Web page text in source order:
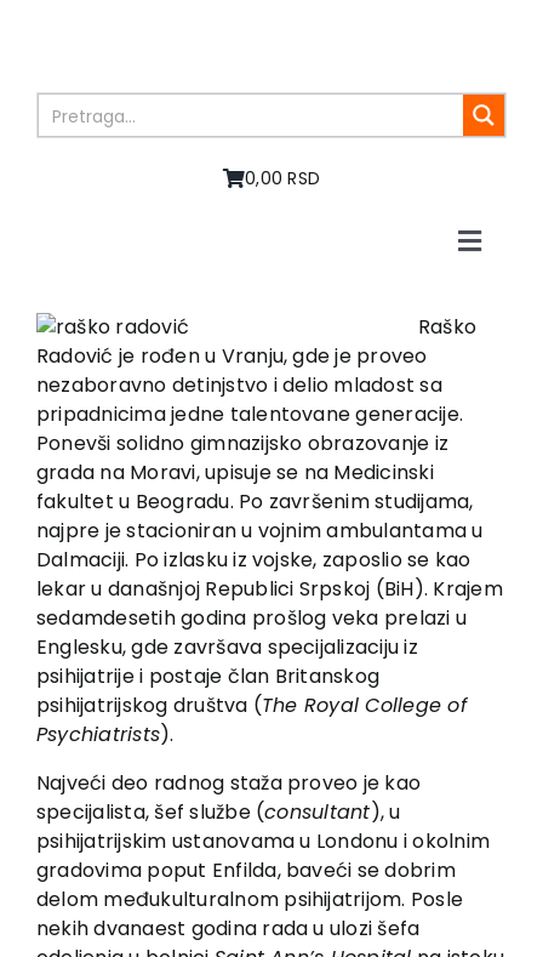
0,00 RSD
Toggle
O nama
Knjige
U pripremi
Akcija
Autori
Vesti
EU PROJEKTI
Kontakt
Raško
Radović je rođen u Vranju, gde je proveo
nezaboravno detinjstvo i delio mladost sa
pripadnicima jedne talentovane generacije.
Ponevši solidno gimnazijsko obrazovanje iz
grada na Moravi, upisuje se na Medicinski
fakultet u Beogradu. Po završenim studijama,
najpre je stacioniran u vojnim ambulantama u
Dalmaciji. Po izlasku iz vojske, zaposlio se kao
lekar u današnjoj Republici Srpskoj (BiH). Krajem
sedamdesetih godina prošlog veka prelazi u
Englesku, gde završava specijalizaciju iz
psihijatrije i postaje član Britanskog
psihijatrijskog društva (The Royal College of
Psychiatrists).
Najveći deo radnog staža proveo je kao
specijalista, šef službe (consultant), u
psihijatrijskim ustanovama u Londonu i okolnim
gradovima poput Enfilda, baveći se dobrim
delom međukulturalnom psihijatrijom. Posle
nekih dvanaest godina rada u ulozi šefa